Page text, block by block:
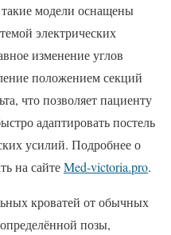
модели оснащены
электрических
изменение углов
положением секций
что позволяет пациенту
адаптировать постель
усилий. Подробнее о
на сайтеMed-victoria.pro.
кроватей от обычных
позы,